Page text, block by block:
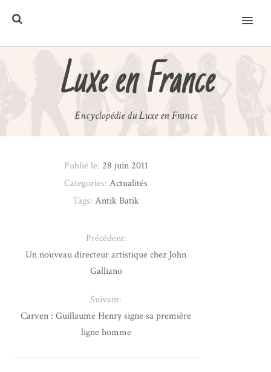
MENU
Luxe en France
Encyclopédie du Luxe en France
Publié le: 28 juin 2011
Categories:Actualités
Tags:Antik Batik
Précédent:
Un nouveau directeur artistique chez John
Galliano
Suivant:
Carven : Guillaume Henry signe sa première
ligne homme